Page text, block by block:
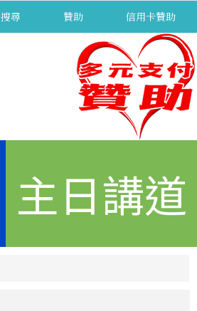
搜尋 贊助 信用卡贊助
主日講道